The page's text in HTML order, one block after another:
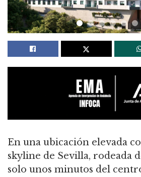
En una ubicación elevada
skyline de Sevilla, rodeada
solo unos minutos del